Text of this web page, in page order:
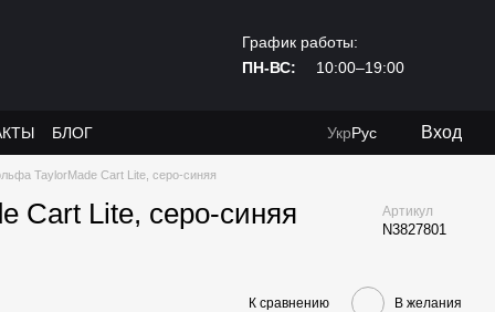
График работы:
ПН-ВС:
10:00–19:00
БЛОГ УкрРус Вход
TaylorMade Cart Lite, серо-синяя
Cart Lite, серо-синяя Артикул
N3827801
К сравнению В желания